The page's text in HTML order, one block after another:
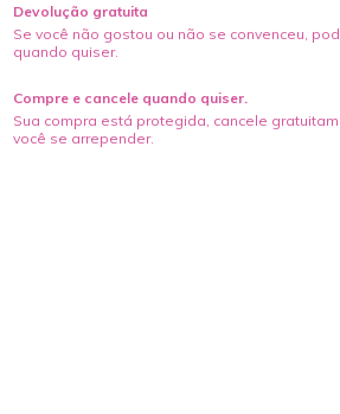
Devolução gratuita
Se você não gostou ou não se convenceu,
quando quiser.
Compre e cancele quando quiser.
Sua compra está protegida, cancele
você se arrepender.